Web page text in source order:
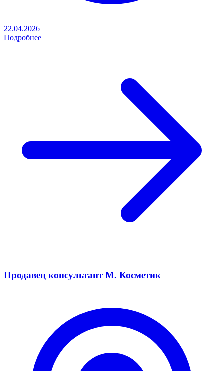
22.04.2026
Подробнее
Продавец консультант М. Косметик